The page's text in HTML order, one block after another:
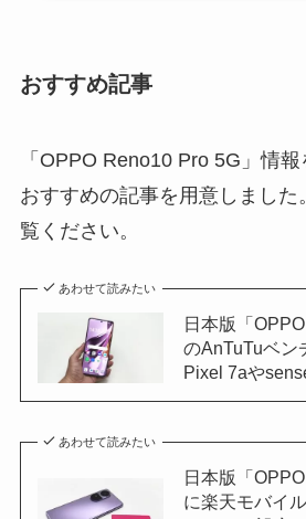
おすすめ記事
「OPPO Reno10 Pro 5G」情
おすすめの記事を用意しました
覧ください。
あわせて読みたい
日本版「
のAnTuTuベン
Pixel 7aや
あわせて読みたい
日本版「
に楽天モバイ